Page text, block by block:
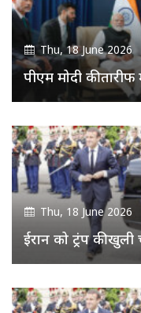
Thu, 18 June 2026
पीएम मोदी की
Thu, 18 June 2026
ईरान को ट्रंप की